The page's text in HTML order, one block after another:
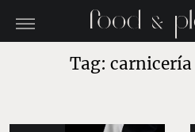
Tag: